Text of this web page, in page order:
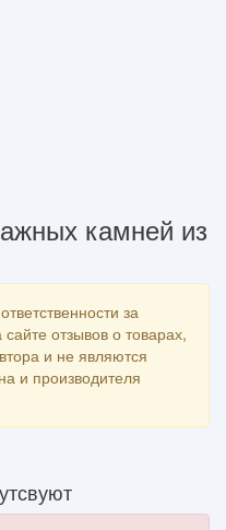
камней из
за
отзывов о товарах,
и не являются
и производителя